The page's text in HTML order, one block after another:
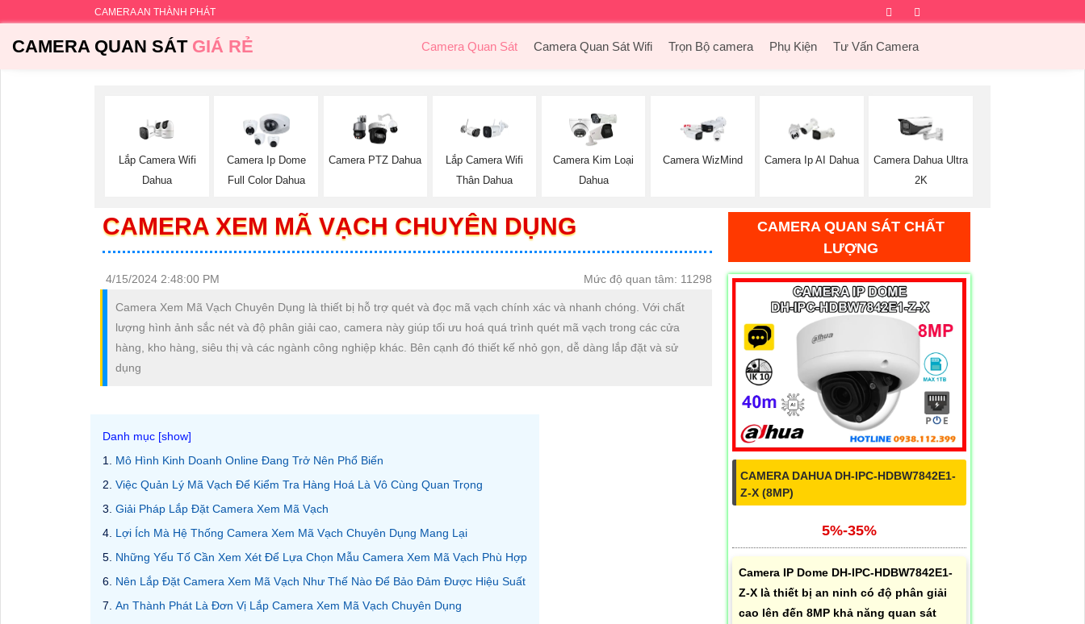
CAMERA AN THÀNH PHÁT Facebook
CAMERA QUAN SÁTGIÁ RẺ Camera Quan Sát Camera Quan Sát Wifi Trọn Bộ camera Phụ Kiện Tư Vấn Camera
Lắp Camera Wifi
Dahua
Camera Ip Dome
Full Color Dahua
Camera PTZ Dahua
Lắp Camera Wifi
Thân Dahua
Camera Kim Loại
Dahua
Camera WizMind Camera Ip AI Dahua
Camera Dahua Ultra
2K
CAMERA XEM MÃ VẠCH CHUYÊN DỤNG
4/15/2024 2:48:00 PM Mức độ quan tâm: 11298
Camera Xem Mã Vạch Chuyên Dụng là thiết bị hỗ trợ quét và đọc mã vạch chính xác và nhanh chóng. Với chất
lượng hình ảnh sắc nét và độ phân giải cao, camera này giúp tối ưu hoá quá trình quét mã vạch trong các cửa
hàng, kho hàng, siêu thị và các ngành công nghiệp khác. Bên cạnh đó thiết kế nhỏ gọn, dễ dàng lắp đặt và sử
dụng
Mô Hình Kinh Doanh Online Đang Trở Nên Phổ Biến
Việc Quản Lý Mã Vạch Để Kiểm Tra Hàng Hoá Là Vô Cùng Quan Trọng
Giải Pháp Lắp Đặt Camera Xem Mã Vạch
Lợi Ích Mà Hệ Thống Camera Xem Mã Vạch Chuyên Dụng Mang Lại
Những Yếu Tố Cần Xem Xét Để Lựa Chọn Mẫu Camera Xem Mã Vạch Phù Hợp
Nên Lắp Đặt Camera Xem Mã Vạch Như Thế Nào Để Bảo Đảm Được Hiệu Suất
An Thành Phát Là Đơn Vị Lắp Camera Xem Mã Vạch Chuyên Dụng
CAMERA QUAN SÁT CHẤT
LƯỢNG
CAMERA DAHUA DH-IPC-HDBW7842E1-
Z-X (8MP)
5%-35%
Camera IP Dome DH-IPC-HDBW7842E1-
Z-X là thiết bị an ninh có độ phân giải
cao lên đến 8MP khả năng quan sát